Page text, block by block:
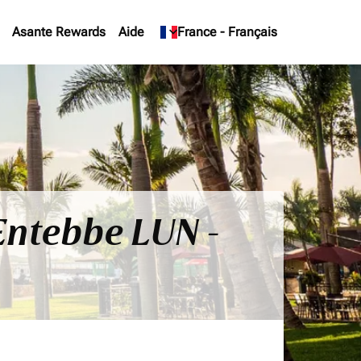
Asante Rewards Aide France - Français
keyboard_arrow_down
LUN -